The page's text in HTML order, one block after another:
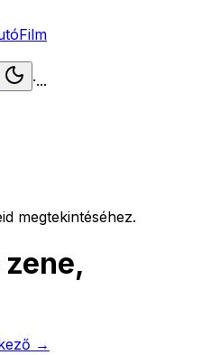
Film
·...
megtekintéséhez.
→